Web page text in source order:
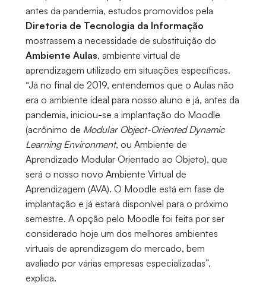
antes da pandemia, estudos promovidos pela
Diretoria de Tecnologia da Informação
mostrassem a necessidade de substituição do
Ambiente Aulas, ambiente virtual de
aprendizagem utilizado em situações específicas.
“Já no final de 2019, entendemos que o Aulas não
era o ambiente ideal para nosso aluno e já, antes da
pandemia, iniciou-se a implantação do Moodle
(acrônimo de Modular Object-Oriented Dynamic
Learning Environment, ou Ambiente de
Aprendizado Modular Orientado ao Objeto), que
será o nosso novo Ambiente Virtual de
Aprendizagem (AVA). O Moodle está em fase de
implantação e já estará disponível para o próximo
semestre. A opção pelo Moodle foi feita por ser
considerado hoje um dos melhores ambientes
virtuais de aprendizagem do mercado, bem
avaliado por várias empresas especializadas”,
explica.